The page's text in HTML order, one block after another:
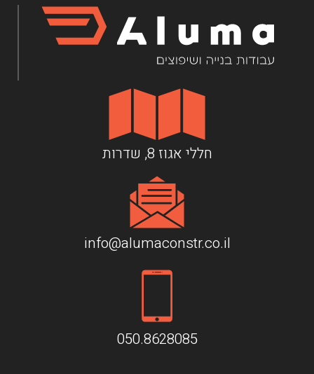
חללי אגוז 8, שדרות
info@alumaconstr.co.il
050.8628085